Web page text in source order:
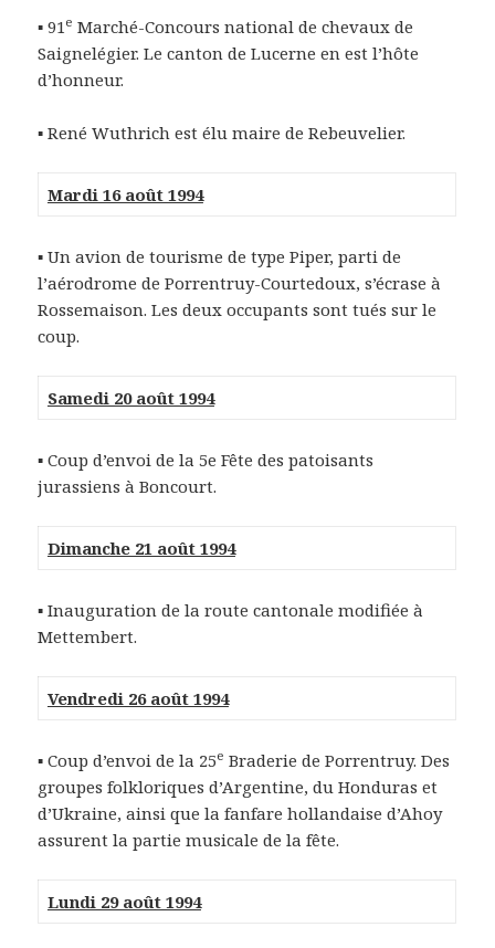
▪ 91e Marché-Concours national de chevaux de
Saignelégier. Le canton de Lucerne en est l’hôte
d’honneur.
▪ René Wuthrich est élu maire de Rebeuvelier.
Mardi 16 août 1994
▪ Un avion de tourisme de type Piper, parti de
l’aérodrome de Porrentruy-Courtedoux, s’écrase à
Rossemaison. Les deux occupants sont tués sur le
coup.
Samedi 20 août 1994
▪ Coup d’envoi de la 5e Fête des patoisants
jurassiens à Boncourt.
Dimanche 21 août 1994
▪ Inauguration de la route cantonale modifiée à
Mettembert.
Vendredi 26 août 1994
▪ Coup d’envoi de la 25e Braderie de Porrentruy. Des
groupes folkloriques d’Argentine, du Honduras et
d’Ukraine, ainsi que la fanfare hollandaise d’Ahoy
assurent la partie musicale de la fête.
Lundi 29 août 1994